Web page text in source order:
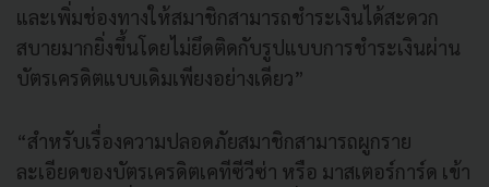
และเพิ่มช่องทางให้สมาชิกสามารถชำระเงินได้สะดวก
สบายมากยิ่งขึ้นโดยไม่ยึดติดกับรูปแบบการชำระเงินผ่าน
บัตรเครดิตแบบเดิมเพียงอย่างเดียว”
“สำหรับเรื่องความปลอดภัยสมาชิกสามารถผูกราย
ละเอียดของบัตรเครดิตเคทีซีวีซ่า หรือ มาสเตอร์การ์ด เข้า